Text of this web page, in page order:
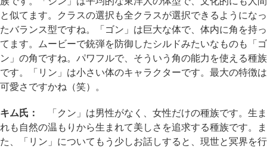
と似てます。クラスの選択も全クラスが選択できるようになっ
たバランス型ですね。「ゴン」は巨大な体で、体内に角を持っ
てます。ムービーで銃弾を防御したシルドみたいなものも「ゴ
ン」の角ですね。パワフルで、そういう角の能力を使える種族
です。「リン」は小さい体のキャラクターです。最大の特徴は
可愛さですかね（笑）。
キム氏：
「クン」は男性がなく、女性だけの種族です。生ま
れも自然の温もりから生まれて美しさを追求する種族です。ま
た、「リン」についてもう少しお話しすると、現世と冥界を行